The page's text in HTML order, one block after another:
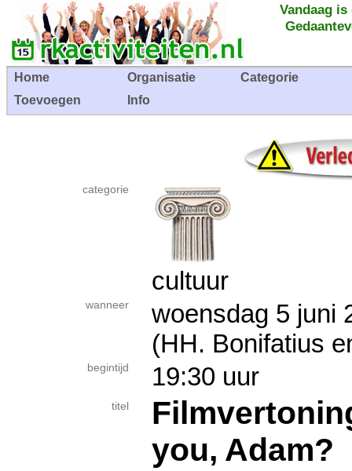
Vandaag
Home Organisatie
Categorie
Toevoegen
Info
categorie
cultuur
wanneer
woensdag 5
(HH. Bonifatius
begintijd 19:30 uur
titel
you, Adam?